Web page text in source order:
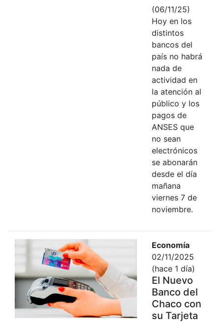
(06/11/25)
Hoy en los
distintos
bancos del
país no habrá
nada de
actividad en
la atención al
público y los
pagos de
ANSES que
no sean
electrónicos
se abonarán
desde el día
mañana
viernes 7 de
noviembre.
Economía
02/11/2025
(hace 1 día)
El Nuevo
Banco del
Chaco con
su Tarjeta